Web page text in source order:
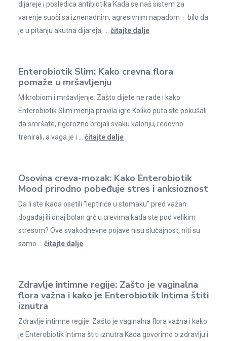
dijareje i posledica antibiotika Kada se naš sistem za
varenje suoči sa iznenadnim, agresivnim napadom – bilo da
je u pitanju akutna dijareja, ... čitajte dalje
Enterobiotik Slim: Kako crevna flora
pomaže u mršavljenju
Mikrobiom i mršavljenje: Zašto dijete ne rade i kako
Enterobiotik Slim menja pravila igre Koliko puta ste pokušali
da smršate, rigorozno brojali svaku kaloriju, redovno
trenirali, a vaga je i ... čitajte dalje
Osovina creva-mozak: Kako Enterobiotik
Mood prirodno pobeđuje stres i anksioznost
Da li ste ikada osetili “leptiriće u stomaku” pred važan
događaj ili onaj bolan grč u crevima kada ste pod velikim
stresom? Ove svakodnevne pojave nisu slučajnost, niti su
samo ... čitajte dalje
Zdravlje intimne regije: Zašto je vaginalna
flora važna i kako je Enterobiotik Intima štiti
iznutra
Zdravlje intimne regije: Zašto je vaginalna flora važna i kako
je Enterobiotik Intima štiti iznutra Kada govorimo o zdravlju i